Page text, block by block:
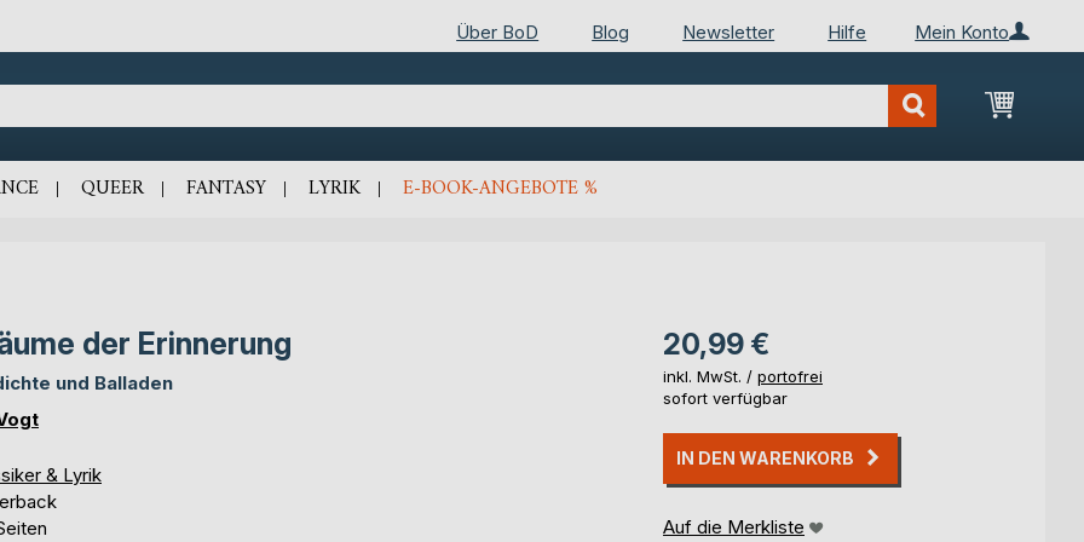
Mein Konto
Über BoD Blog Newsletter Hilfe
Mein
QUEER FANTASY LYRIK E-BOOK-ANGEBOTE %
der Erinnerung
und Balladen
& Lyrik
20,99 €
inkl. MwSt. / portofrei
sofort verfügbar
IN DEN WARENKORB
Auf die Merkliste